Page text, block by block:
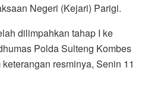
Negeri (Kejari) Parigi.
dilimpahkan tahap I ke
Polda Sulteng Kombes
resminya, Senin 11